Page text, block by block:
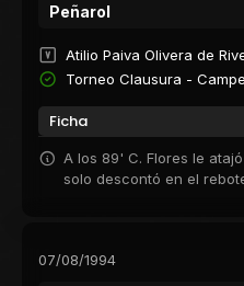
Peñarol
Atilio Paiva Olivera de
Torneo Clausura -
Ficha
A los 89' C. Flores le
solo descontó en el
07/08/1994